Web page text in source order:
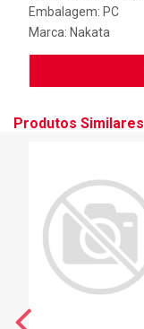
Embalagem: PC
Marca: Nakata
Produtos Similares